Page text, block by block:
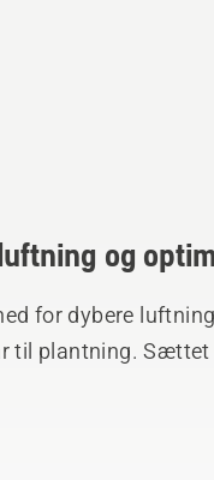
og
for dybere
til plantning.